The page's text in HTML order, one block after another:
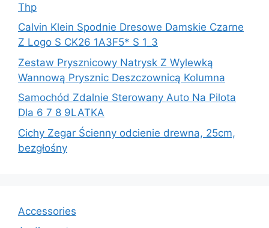
Thp
Calvin Klein Spodnie Dresowe Damskie Czarne
Z Logo S CK26 1A3F5* S 1_3
Zestaw Prysznicowy Natrysk Z Wylewką
Wannową Prysznic Deszczownicą Kolumna
Samochód Zdalnie Sterowany Auto Na Pilota
Dla 6 7 8 9LATKA
Cichy Zegar Ścienny odcienie drewna, 25cm,
bezgłośny
Accessories